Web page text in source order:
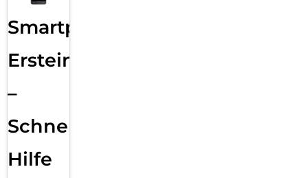
Smartphone
Ersteinrichtung
–
Schnelle
Hilfe